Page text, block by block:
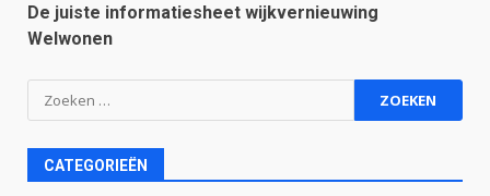
De juiste informatiesheet wijkvernieuwing
Welwonen
Zoeken
naar:
CATEGORIEËN